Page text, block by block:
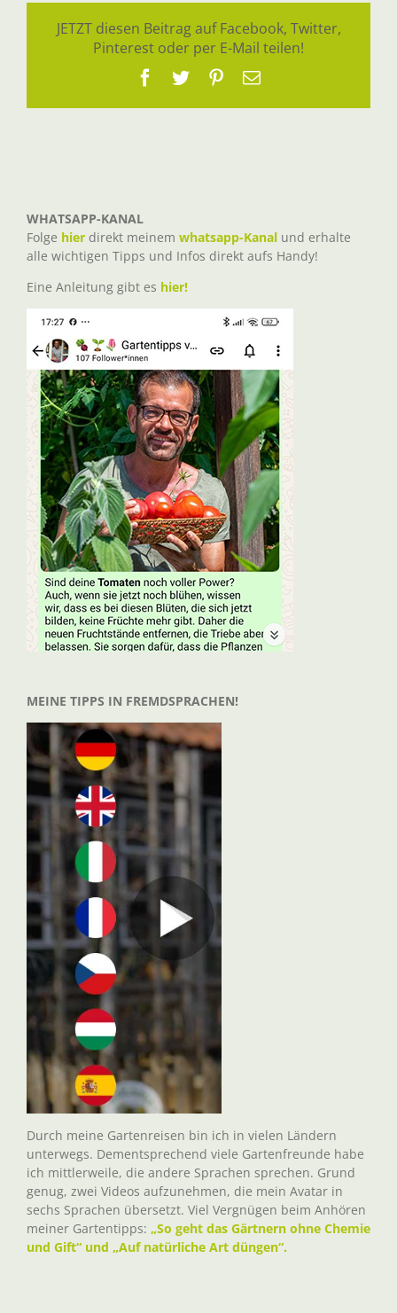
JETZT diesen Beitrag auf Facebook, Twitter,
Pinterest oder per E-Mail teilen!
Facebook
TwitterPinterest
E-
WHATSAPP-KANAL
Folge hier direkt meinem whatsapp-Kanal und erhalte
alle wichtigen Tipps und Infos direkt aufs Handy!
Eine Anleitung gibt es hier!
MEINE TIPPS IN FREMDSPRACHEN!
Durch meine Gartenreisen bin ich in vielen Ländern
unterwegs. Dementsprechend viele Gartenfreunde habe
ich mittlerweile, die andere Sprachen sprechen. Grund
genug, zwei Videos aufzunehmen, die mein Avatar in
sechs Sprachen übersetzt. Viel Vergnügen beim Anhören
meiner Gartentipps: „So geht das Gärtnern ohne Chemie
und Gift“ und „Auf natürliche Art düngen“.